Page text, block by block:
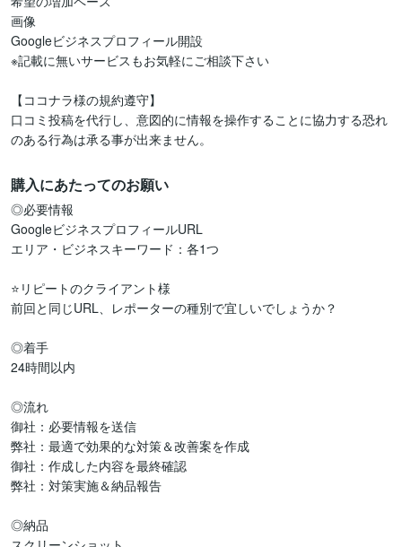
画像
Googleビジネスプロフィール開設
※記載に無いサービスもお気軽にご相談下さい
【ココナラ様の規約遵守】
口コミ投稿を代行し、意図的に情報を操作することに協力する恐れ
のある行為は承る事が出来ません。
購入にあたってのお願い
◎必要情報
GoogleビジネスプロフィールURL
エリア・ビジネスキーワード：各1つ
⭐️リピートのクライアント様
前回と同じURL、レポーターの種別で宜しいでしょうか？
◎着手
24時間以内
◎流れ
御社：必要情報を送信
弊社：最適で効果的な対策＆改善案を作成
御社：作成した内容を最終確認
弊社：対策実施＆納品報告
◎納品